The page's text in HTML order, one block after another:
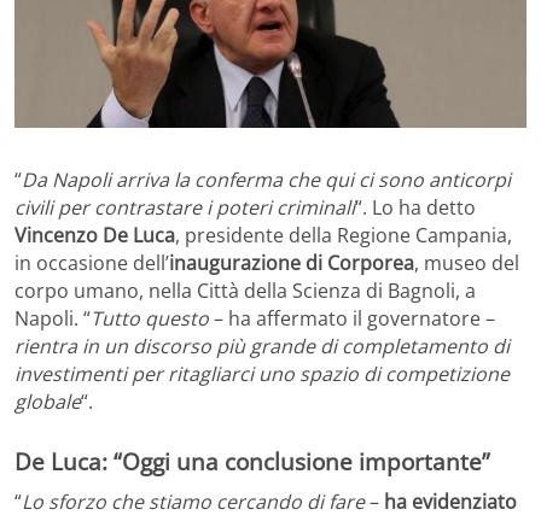
“Da Napoli arriva la conferma che qui ci sono anticorpi
civili per contrastare i poteri criminali“. Lo ha detto
Vincenzo De Luca, presidente della Regione Campania,
in occasione dell’inaugurazione di Corporea, museo del
corpo umano, nella Città della Scienza di Bagnoli, a
Napoli. “Tutto questo– ha affermato il governatore –
rientra in un discorso più grande di completamento di
investimenti per ritagliarci uno spazio di competizione
globale“.
De Luca: “Oggi una conclusione importante”
“Lo sforzo che stiamo cercando di fare– ha evidenziato